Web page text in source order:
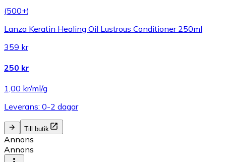
(500+)
Lanza Keratin Healing Oil Lustrous Conditioner 250ml
359 kr
250 kr
1,00 kr/ml/g
Leverans: 0-2 dagar
Till butik
Annons
Annons